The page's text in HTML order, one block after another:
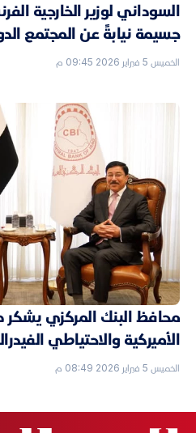
السوداني لوزير الخارجية
جسيمة نيابةً عن المجتمع
الخميس 5 فبراير 2026 09:45 م
محافظ البنك المركزي يشكر
الأميركية والاحتياطي
الخميس 5 فبراير 2026 08:49 م